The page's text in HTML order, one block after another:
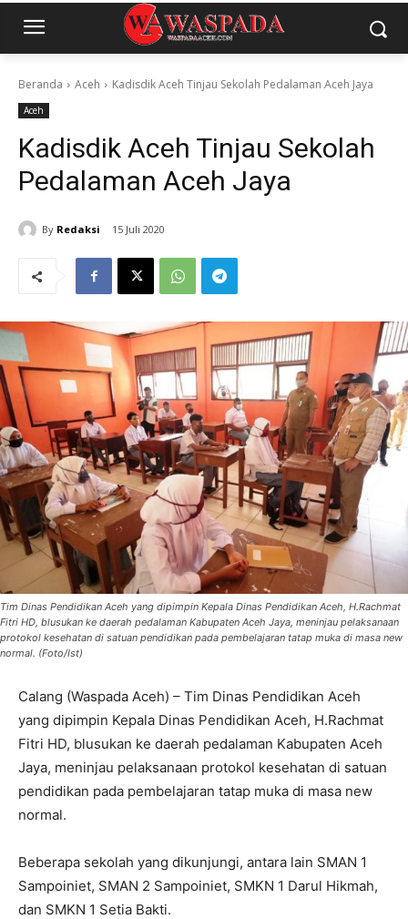
Beranda Aceh Kadisdik Aceh Tinjau Sekolah Pedalaman Aceh Jaya
Aceh
Kadisdik Aceh Tinjau Sekolah
Pedalaman Aceh Jaya
By Redaksi 15 Juli 2020
Tim Dinas Pendidikan Aceh yang dipimpin Kepala Dinas Pendidikan Aceh, H.Rachmat
Fitri HD, blusukan ke daerah pedalaman Kabupaten Aceh Jaya, meninjau pelaksanaan
protokol kesehatan di satuan pendidikan pada pembelajaran tatap muka di masa new
normal. (Foto/Ist)
Calang (Waspada Aceh) – Tim Dinas Pendidikan Aceh
yang dipimpin Kepala Dinas Pendidikan Aceh, H.Rachmat
Fitri HD, blusukan ke daerah pedalaman Kabupaten Aceh
Jaya, meninjau pelaksanaan protokol kesehatan di satuan
pendidikan pada pembelajaran tatap muka di masa new
normal.
Beberapa sekolah yang dikunjungi, antara lain SMAN 1
Sampoiniet, SMAN 2 Sampoiniet, SMKN 1 Darul Hikmah,
dan SMKN 1 Setia Bakti.